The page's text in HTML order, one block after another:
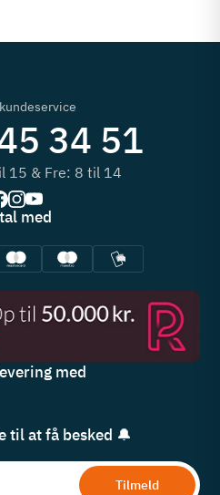
34 51
15 & Fre: 8 til 14
med
med
til at få besked 🔔
Tilmeld